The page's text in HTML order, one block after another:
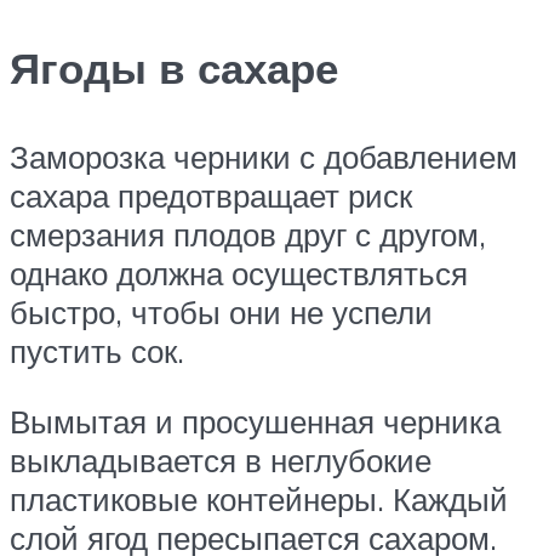
Ягоды в сахаре
Заморозка черники с добавлением
сахара предотвращает риск
смерзания плодов друг с другом,
однако должна осуществляться
быстро, чтобы они не успели
пустить сок.
Вымытая и просушенная черника
выкладывается в неглубокие
пластиковые контейнеры. Каждый
слой ягод пересыпается сахаром.